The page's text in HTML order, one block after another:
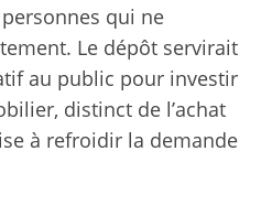
qui ne
Le dépôt servirait
au public pour investir
distinct de l’achat
à refroidir la demande